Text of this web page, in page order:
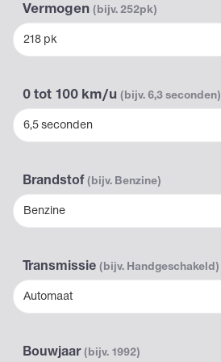
Vermogen (bijv. 252pk)
218 pk
0 tot 100 km/u (bijv. 6,3 seconden)
6,5 seconden
Brandstof (bijv. Benzine)
Benzine
Transmissie (bijv. Handgeschakeld)
Automaat
Bouwjaar (bijv. 1992)